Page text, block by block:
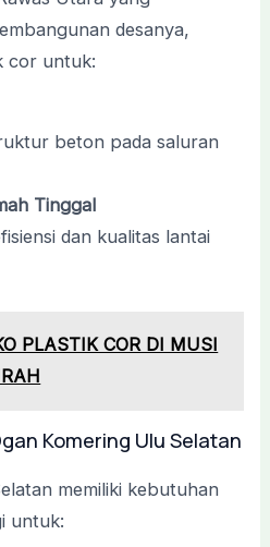
desanya,
cor untuk:
beton pada saluran
Tinggal
dan kualitas lantai
PLASTIK COR DI MUSI
Komering Ulu Selatan
memiliki kebutuhan
untuk: